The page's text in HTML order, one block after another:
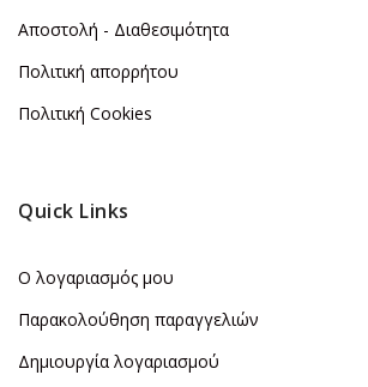
Αποστολή - Διαθεσιμότητα
Πολιτική απορρήτου
Πολιτική Cookies
Quick Links
Ο λογαριασμός μου
Παρακολούθηση παραγγελιών
Δημιουργία λογαριασμού